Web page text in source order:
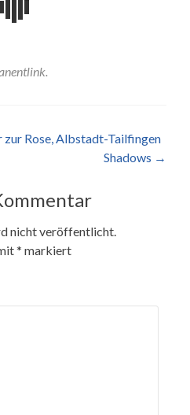
.
Rose, Albstadt-Tailfingen
Shadows →
nicht veröffentlicht.
* markiert